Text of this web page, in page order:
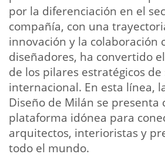
por la diferenciación en el
compañía, con una
innovación y la colaboración
diseñadores, ha convertido
de los pilares estratégicos
internacional. En esta línea,
Diseño de Milán se presenta
plataforma idónea para
arquitectos, interioristas y
todo el mundo.